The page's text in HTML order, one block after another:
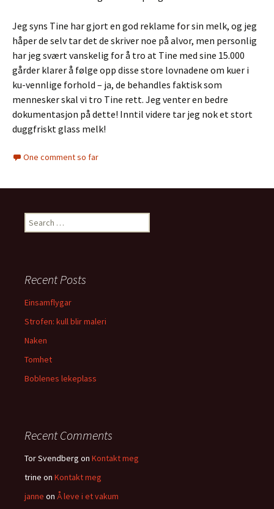
Jeg syns Tine har gjort en god reklame for sin melk, og jeg
håper de selv tar det de skriver noe på alvor, men personlig
har jeg svært vanskelig for å tro at Tine med sine 15.000
gårder klarer å følge opp disse store lovnadene om kuer i
ku-vennlige forhold – ja, de behandles faktisk som
mennesker skal vi tro Tine rett. Jeg venter en bedre
dokumentasjon på dette! Inntil videre tar jeg nok et stort
duggfriskt glass melk!
One comment so far
e
h
o
r
Recent Posts
Einsamflygar
Strofen: kull blir maleri
Naken
Tomhet
Boblenes lekeplass
Recent Comments
Tor Svendberg on Kontakt meg
trine on Kontakt meg
janne on Å leve i et vakum